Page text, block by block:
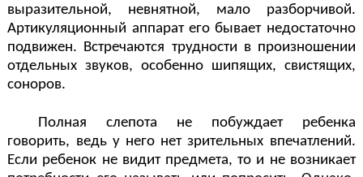
выразительной, невнятной, мало разборчивой.
Артикуляционный аппарат его бывает недостаточно
подвижен. Встречаются трудности в произношении
отдельных звуков, особенно шипящих, свистящих,
соноров.
Полная слепота не побуждает ребенка
говорить, ведь у него нет зрительных впечатлений.
Если ребенок не видит предмета, то и не возникает